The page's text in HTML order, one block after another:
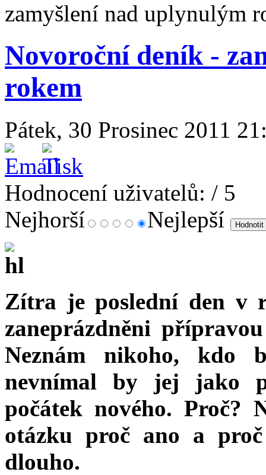
zamyšlení nad uplynulým
Novoroční deník -
rokem
Pátek, 30 Prosinec 2011
Hodnocení uživatelů: / 5
Nejhorší
Nejlepší
Zítra je poslední den v
zaneprázdněni
Neznám nikoho, kdo
nevnímal by jej jako
počátek nového. Proč?
otázku proč ano a
dlouho.